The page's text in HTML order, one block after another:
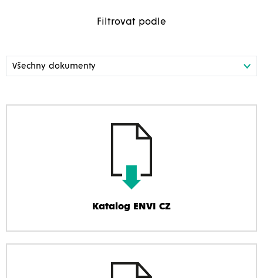
Filtrovat podle
Katalog ENVI CZ